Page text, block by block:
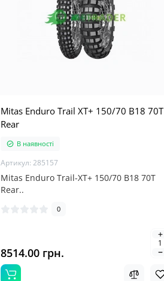
Mitas Enduro Trail XT+ 150/70 B18 70T
Rear
В наявності
Артикул: 285157
Mitas Enduro Trail-XT+ 150/70 B18 70T
Rear..
0
8514.00 грн.